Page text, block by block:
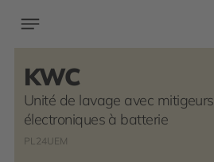
KWC
Unité de lavage avec mitigeurs
électroniques à batterie
PL24UEM